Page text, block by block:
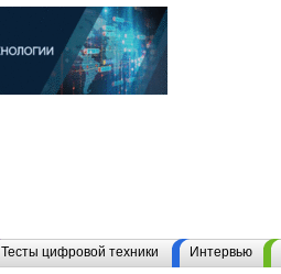
Тесты цифровой техники Интервью